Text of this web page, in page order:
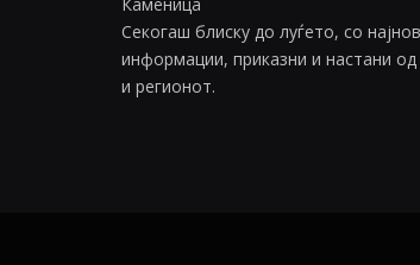
Секогаш блиску до луѓето, со
информации, приказни и настани
и регионот.